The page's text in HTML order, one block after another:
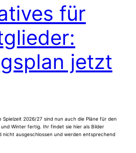
für
jetzt
2026/27 sind nun auch die Pläne für den
Winter fertig. Ihr findet sie hier als Bilder
nicht ausgeschlossen und werden entsprechend